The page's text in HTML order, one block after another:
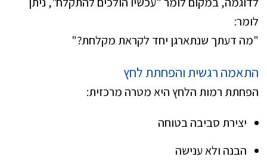
לומר:
"מה דעתך שנתארגן יחד לקראת מקלחת?"
התאמה רגשית והפחתת לחץ
הפחתת רמות הלחץ היא מטרה מרכזית:
יצירת סביבה בטוחה
הבנה ולא ענישה